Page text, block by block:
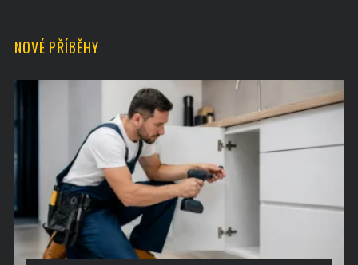
NOVÉ PŘÍBĚHY